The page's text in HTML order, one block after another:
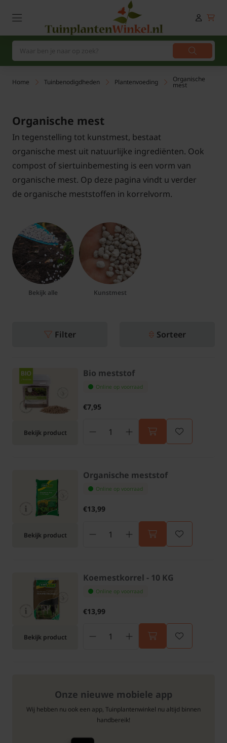
Home Tuinbenodigdheden Plantenvoeding Organische
mest
Organische mest
In tegenstelling tot kunstmest, bestaat
organische mest uit natuurlijke ingrediënten. Ook
compost of siertuinbemesting is een vorm van
organische mest. Op deze pagina vindt u verder
de organische meststoffen in korrelvorm.
Bekijk alle Kunstmest
Filter Sorteer
Bekijk product
Bio meststof
Online op voorraad
€7,95
Bekijk product
Organische meststof
Online op voorraad
€13,99
Bekijk product
Koemestkorrel - 10 KG
Online op voorraad
€13,99
Onze nieuwe mobiele app
Wij hebben nu ook een app, Tuinplantenwinkel nu altijd binnen
handbereik!